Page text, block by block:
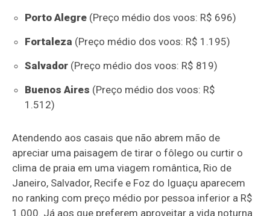
Porto Alegre(Preço médio dos voos: R$ 696)
Fortaleza (Preço médio dos voos: R$ 1.195)
Salvador(Preço médio dos voos: R$ 819)
Buenos Aires (Preço médio dos voos: R$
1.512)
Atendendo aos casais que não abrem mão de
apreciar uma paisagem de tirar o fôlego ou curtir o
clima de praia em uma viagem romântica, Rio de
Janeiro, Salvador, Recife e Foz do Iguaçu aparecem
no ranking com preço médio por pessoa inferior a R$
1.000. Já aos que preferem aproveitar a vida noturna